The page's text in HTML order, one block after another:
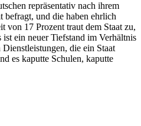
repräsentativ nach ihrem
befragt, und die haben ehrlich
von 17 Prozent traut dem Staat zu,
ein neuer Tiefstand im Verhältnis
die ein Staat
es kaputte Schulen, kaputte